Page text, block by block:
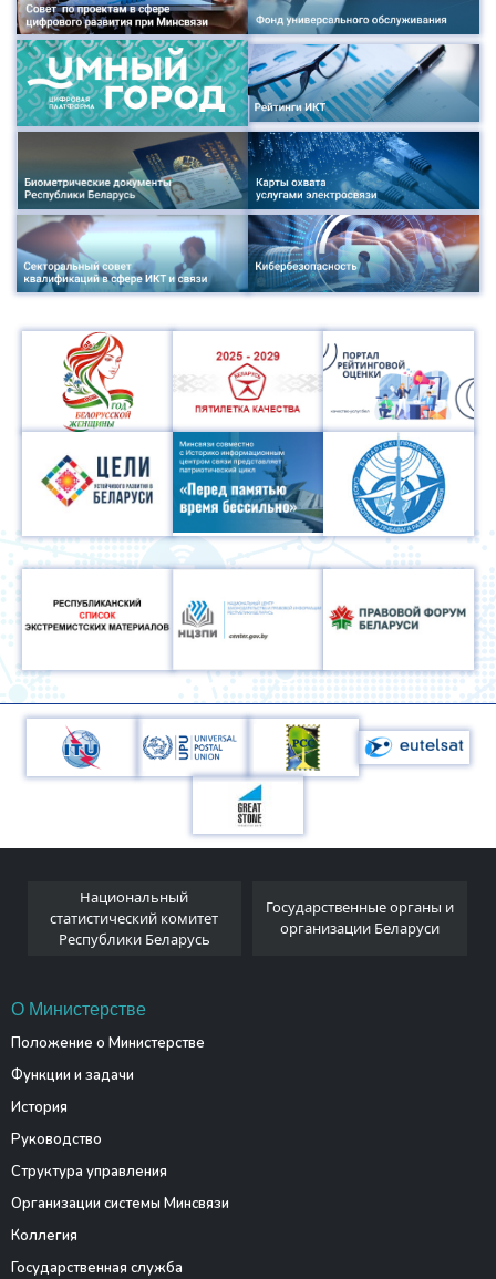
Национальный
статистический комитет
Республики Беларусь
Государственные органы и
организации Беларуси
О Министерстве
Положение о Министерстве
Функции и задачи
История
Руководство
Структура управления
Организации системы Минсвязи
Коллегия
Государственная служба